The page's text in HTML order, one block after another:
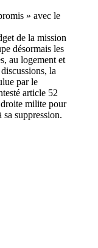
de la mission
désormais les
au logement et
la
par le
article 52
milite pour
suppression.